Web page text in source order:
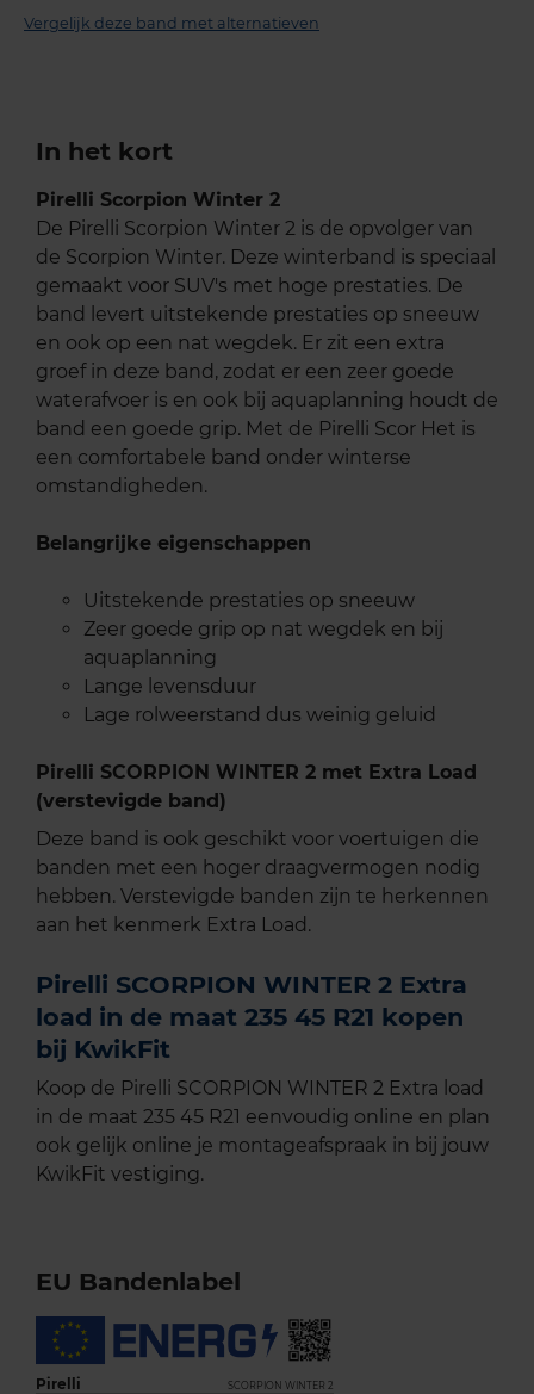
Vergelijk deze band met alternatieven
In het kort
Pirelli Scorpion Winter 2
De Pirelli Scorpion Winter 2 is de opvolger van
de Scorpion Winter. Deze winterband is speciaal
gemaakt voor SUV's met hoge prestaties. De
band levert uitstekende prestaties op sneeuw
en ook op een nat wegdek. Er zit een extra
groef in deze band, zodat er een zeer goede
waterafvoer is en ook bij aquaplanning houdt de
band een goede grip. Met de Pirelli Scor Het is
een comfortabele band onder winterse
omstandigheden.
Belangrijke eigenschappen
Uitstekende prestaties op sneeuw
Zeer goede grip op nat wegdek en bij
aquaplanning
Lange levensduur
Lage rolweerstand dus weinig geluid
Pirelli SCORPION WINTER 2 met Extra Load
(verstevigde band)
Deze band is ook geschikt voor voertuigen die
banden met een hoger draagvermogen nodig
hebben. Verstevigde banden zijn te herkennen
aan het kenmerk Extra Load.
Pirelli SCORPION WINTER 2 Extra
load in de maat 235 45 R21 kopen
bij KwikFit
Koop de Pirelli SCORPION WINTER 2 Extra load
in de maat 235 45 R21 eenvoudig online en plan
ook gelijk online je montageafspraak in bij jouw
KwikFit vestiging.
EU Bandenlabel
Pirelli SCORPION WINTER 2